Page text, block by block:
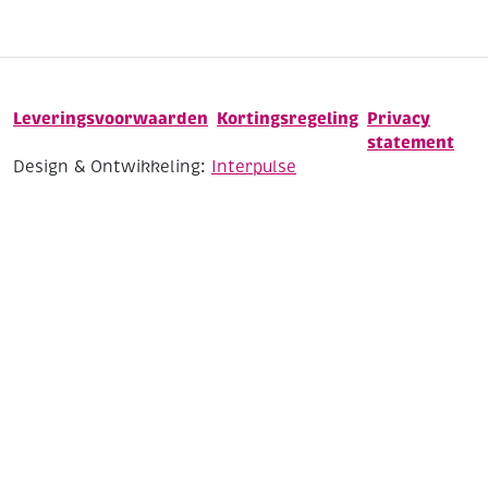
Leveringsvoorwaarden Kortingsregeling Privacy
statement
Design & Ontwikkeling: Interpulse